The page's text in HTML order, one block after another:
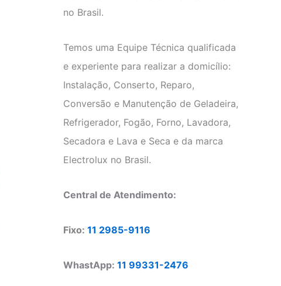
no Brasil.
Temos uma Equipe Técnica qualificada
e experiente para realizar a domicílio:
Instalação, Conserto, Reparo,
Conversão e Manutenção de Geladeira,
Refrigerador, Fogão, Forno, Lavadora,
Secadora e Lava e Seca e da marca
Electrolux no Brasil.
Central de Atendimento:
Fixo: 11 2985-9116
WhastApp: 11 99331-2476